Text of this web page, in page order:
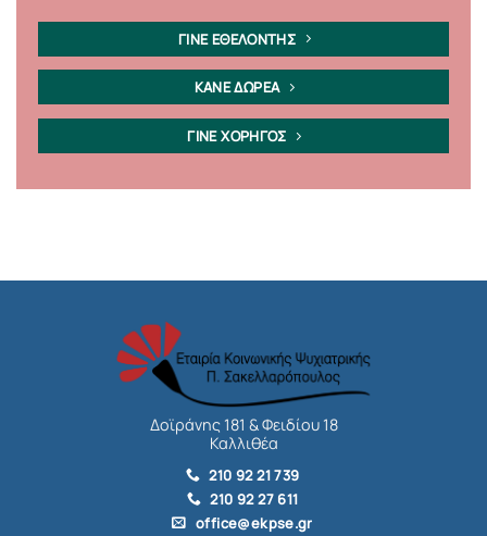
ΓΙΝΕ ΕΘΕΛΟΝΤΗΣ
ΚΑΝΕ ΔΩΡΕΑ
ΓΙΝΕ ΧΟΡΗΓΟΣ
Δοϊράνης 181 & Φειδίου 18
Καλλιθέα
210 92 21 739
210 92 27 611
office@ekpse.gr